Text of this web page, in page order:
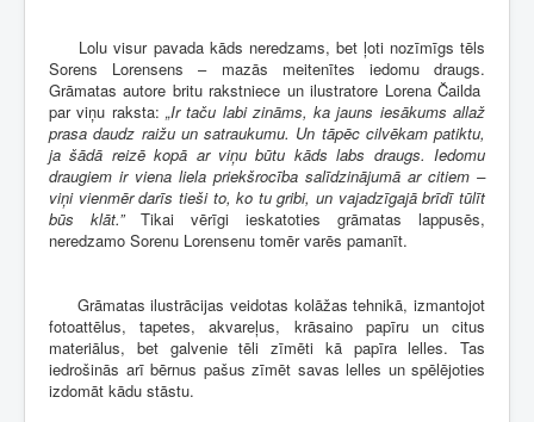
Lolu visur pavada kāds neredzams, bet ļoti nozīmīgs tēls
Sorens Lorensens – mazās meitenītes iedomu draugs.
Grāmatas autore britu rakstniece un ilustratore Lorena Čailda
par viņu raksta: „Ir taču labi zināms, ka jauns iesākums allaž
prasa daudz raižu un satraukumu. Un tāpēc cilvēkam patiktu,
ja šādā reizē kopā ar viņu būtu kāds labs draugs. Iedomu
draugiem ir viena liela priekšrocība salīdzinājumā ar citiem –
viņi vienmēr darīs tieši to, ko tu gribi, un vajadzīgajā brīdī tūlīt
būs klāt.”Tikai vērīgi ieskatoties grāmatas lappusēs,
neredzamo Sorenu Lorensenu tomēr varēs pamanīt.
Grāmatas ilustrācijas veidotas kolāžas tehnikā, izmantojot
fotoattēlus, tapetes, akvareļus, krāsaino papīru un citus
materiālus, bet galvenie tēli zīmēti kā papīra lelles. Tas
iedrošinās arī bērnus pašus zīmēt savas lelles un spēlējoties
izdomāt kādu stāstu.